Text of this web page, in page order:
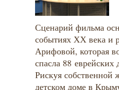
Сценарий фильма
событиях ХХ века и
Арифовой, которая
спасла 88 еврейских
Рискуя
детском доме в